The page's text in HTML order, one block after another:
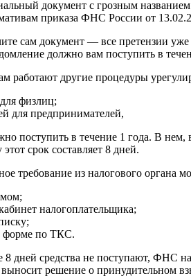
документ с грозным
приказа ФНС России от
сам документ — все претензии уже
должно вам поступить в
работают другие процедуры
физлиц;
для предпринимателей,
поступить в течение 1 года. В
срок составляет 8 дней.
требование из налогового органа
налогоплательщика;
форме по ТКС.
8 дней средства не поступают, ФНС
решение о принудительном